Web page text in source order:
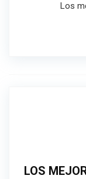
Los
LOS